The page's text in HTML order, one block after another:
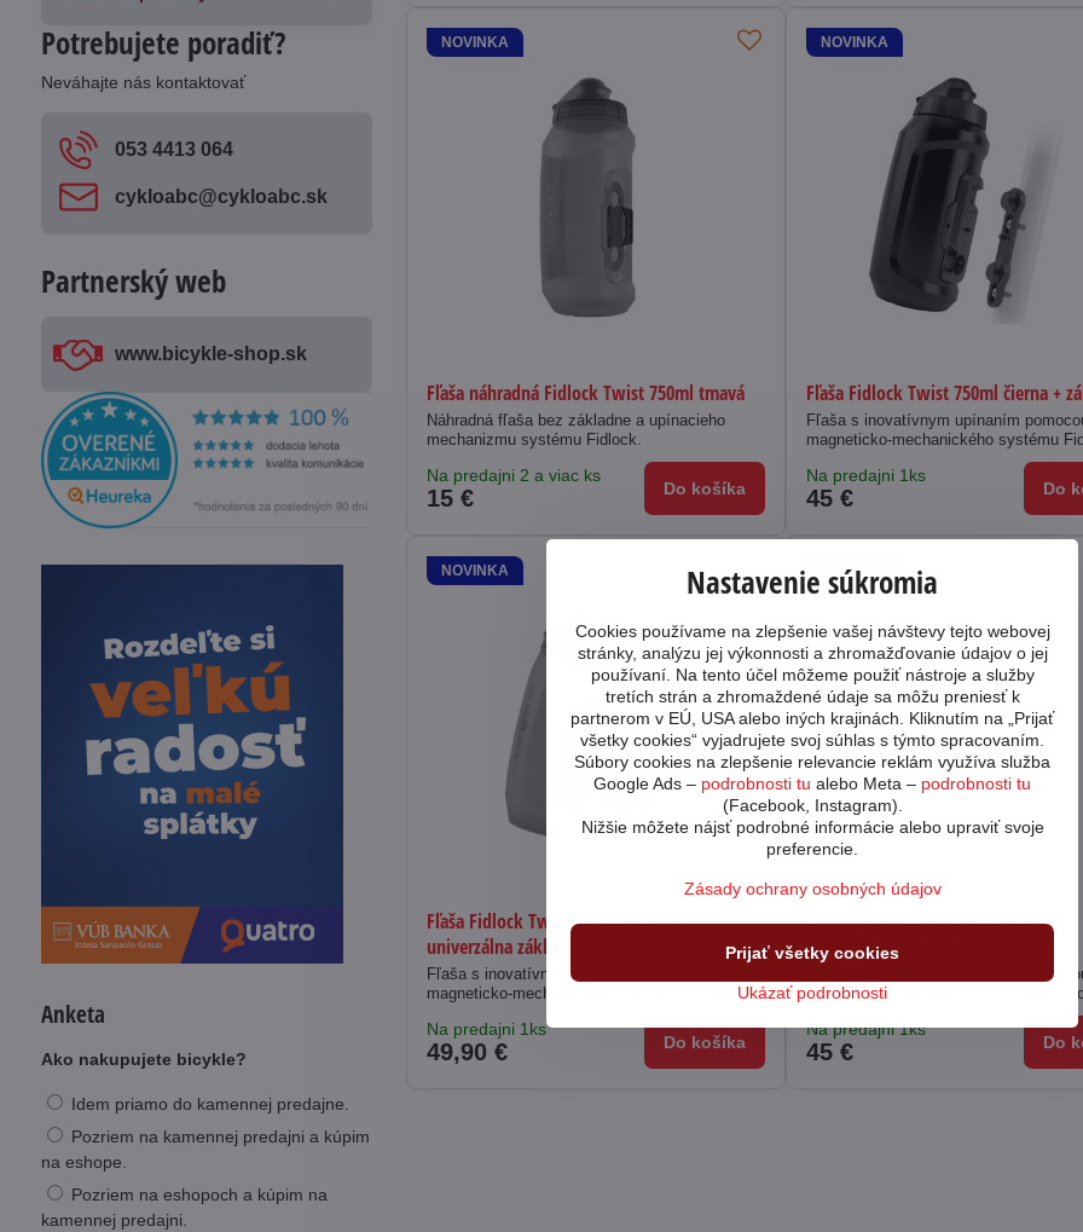
NOVINKA
Fľaša náhradná Fidlock Twist 750ml tmavá
Náhradná fľaša bez základne a upínacieho
mechanizmu systému Fidlock.
Na predajni 2 a viac ks
15 € Do košíka
NOVINKA
Fľaša Fidlock Twist 750ml čierna +
Fľaša s inovatívnym upínaním
magneticko-mechanického systému
Na predajni 1ks
45 € Do
NOVINKA
Fľaša Fidlock Twist 590ml tmavá +
univerzálna základňa
Fľaša s inovatívnym upínaním pomocou
magneticko-mechanického systému Fidlock.
Na predajni 1ks
49,90 € Do košíka
NOVINKA
Fľaša Fidlock Twist 450ml tmavá +
univerzálna základňa
Fľaša s inovatívnym upínaním
magneticko-mechanického systému
Na predajni 1ks
45 € Do
Potrebujete poradiť?
Neváhajte nás kontaktovať
053 4413 064
cykloabc​@cykloabc​.sk
Partnerský web
www​.bicykle-shop​.sk
Anketa
Ako nakupujete bicykle?
Idem priamo do kamennej predajne.
Pozriem na kamennej predajni a kúpim
na eshope.
Pozriem na eshopoch a kúpim na
kamennej predajni.
Nastavenie súkromia
Cookies používame na zlepšenie vašej návštevy tejto webovej
stránky, analýzu jej výkonnosti a zhromažďovanie údajov o jej
používaní. Na tento účel môžeme použiť nástroje a služby
tretích strán a zhromaždené údaje sa môžu preniesť k
partnerom v EÚ, USA alebo iných krajinách. Kliknutím na „Prijať
všetky cookies“ vyjadrujete svoj súhlas s týmto spracovaním.
Súbory cookies na zlepšenie relevancie reklám využíva služba
Google Ads – podrobnosti tu alebo Meta – podrobnosti tu
(Facebook, Instagram).
Nižšie môžete nájsť podrobné informácie alebo upraviť svoje
preferencie.
Zásady ochrany osobných údajov
Ukázať podrobnosti
Prijať všetky cookies